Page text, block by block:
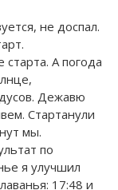
не доспал.
А погода
Дежавю
Стартанули
мы.
по
я улучшил
17:48 и